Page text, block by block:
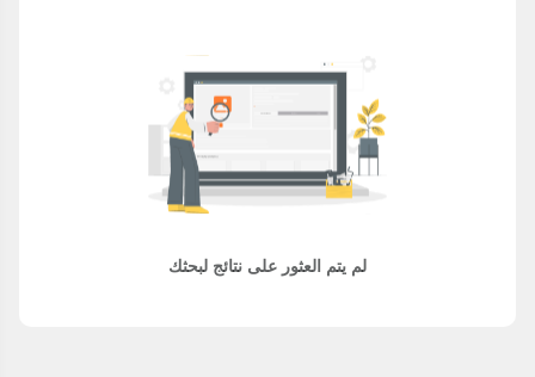
لم يتم العثور على نتائج لبحثك